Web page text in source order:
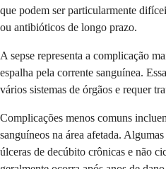
que podem ser particularmente
ou antibióticos de longo prazo.
A sepse representa a complicação
espalha pela corrente sanguínea.
vários sistemas de órgãos e requer
Complicações menos comuns
sanguíneos na área afetada.
úlceras de decúbito crônicas e não